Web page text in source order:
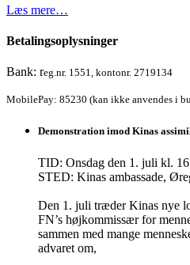
Læs mere…
Betalingsoplysninger
Bank: reg.nr. 1551, kontonr. 2719134
MobilePay: 85230 (kan ikke anvendes i
Demonstration imod Kinas
TID: Onsdag den 1. juli kl.
STED: Kinas ambassade,
Den 1. juli træder Kinas nye
FN’s højkommissær for
sammen med mange
advaret om,